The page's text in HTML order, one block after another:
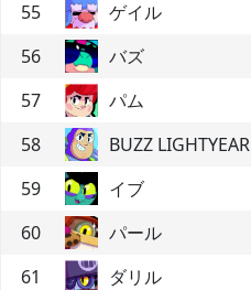
55
ゲイル
56
バズ
57
パム
58
BUZZ LIGHTYEAR
59
イブ
60
パール
61
ダリル